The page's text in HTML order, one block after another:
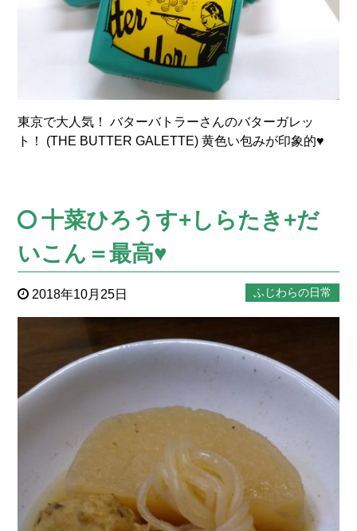
東京で大人気！ バターバトラーさんのバターガレッ
ト！ (THE BUTTER GALETTE) 黄色い包みが印象的♥
十菜ひろうす+しらたき+だ
いこん＝最高♥
2018年10月25日 ふじわらの日常